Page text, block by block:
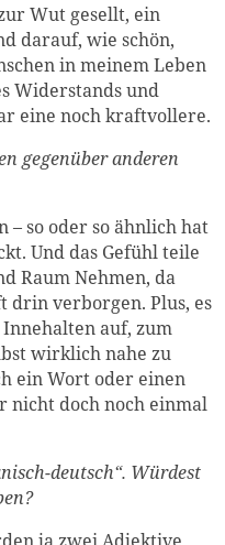
Wut gesellt, ein
darauf, wie schön,
in meinem Leben
Widerstands und
eine noch kraftvollere.
gegenüber anderen
so oder so ähnlich hat
Und das Gefühl teile
Raum Nehmen, da
drin verborgen. Plus, es
auf, zum
wirklich nahe zu
ein Wort oder einen
nicht doch noch einmal
deutsch“. Würdest